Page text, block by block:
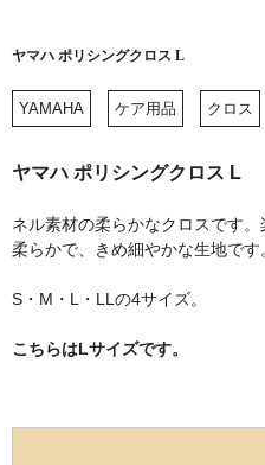
ヤマハ ポリシングクロス L
YAMAHA ケア用品 クロス
ヤマハ ポリシングクロス L
ネル素材の柔らかなクロスです
柔らかで、きめ細やかな生地で
S・M・L・LLの4サイズ。
こちらはLサイズです。